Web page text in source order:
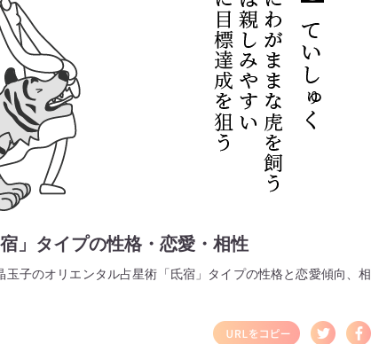
」タイプの性格・恋愛・相性
子のオリエンタル占星術「氐宿」タイプの性格と恋愛傾向、相